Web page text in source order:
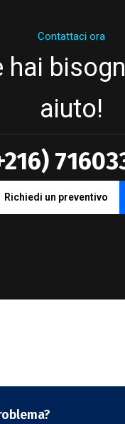
Contattaci ora
hai
aiuto!
Richiedi un preventivo